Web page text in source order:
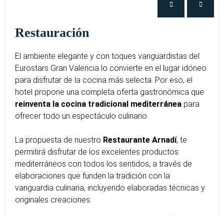
Restauración
El ambiente elegante y con toques vanguardistas del
Eurostars Gran Valencia lo convierte en el lugar idóneo
para disfrutar de la cocina más selecta. Por eso, el
hotel propone una completa oferta gastronómica que
reinventa la cocina tradicional mediterránea para
ofrecer todo un espectáculo culinario.
La propuesta de nuestro Restaurante Arnadí, te
permitirá disfrutar de los excelentes productos
mediterráneos con todos los sentidos, a través de
elaboraciones que funden la tradición con la
vanguardia culinaria, incluyendo elaboradas técnicas y
originales creaciones.